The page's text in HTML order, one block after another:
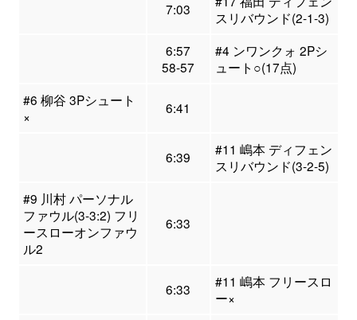
7:03
スリバウンド(2-1-3)
6:57
58-57
#4 ンワンクォ 2Pシ
ュート○(17点)
#6 柳谷 3Pシュート
×
6:41
6:39
#11 嶋本 ディフェン
スリバウンド(3-2-5)
#9 川村 パーソナル
ファウル(3-3:2) フリ
ースローオンファウ
ル2
6:33
6:33
#11 嶋本 フリースロ
ー×